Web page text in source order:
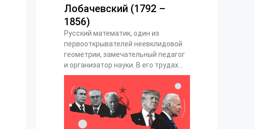
Лобачевский (1792 –
1856)
Русский математик, один из
первооткрывателей неевклидовой
геометрии, замечательный педагог
и организатор науки. В его трудах...